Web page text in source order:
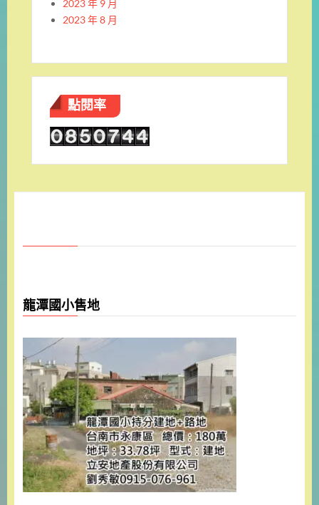
2023 年 9 月
2023 年 8 月
點閱率
龍潭國小售地